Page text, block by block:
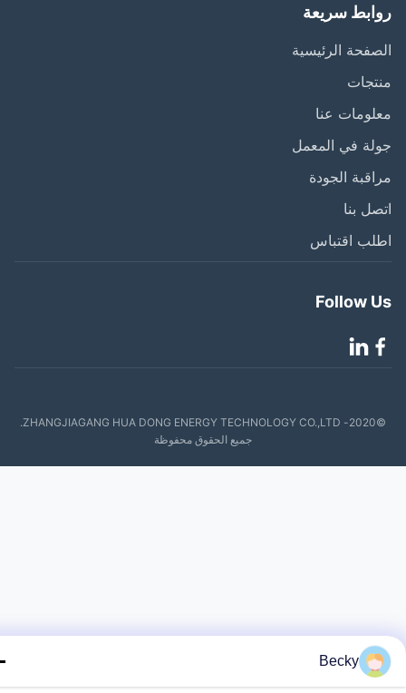
سريعة
الرئيسية
عنا
في المعمل
الجودة
بنا
اقتباس
Follow
©2020- ZHANGJIAGANG HUA DONG ENERGY TECHNOLOGY CO.,LTD.
جميع الحقوق محفوظة
Becky